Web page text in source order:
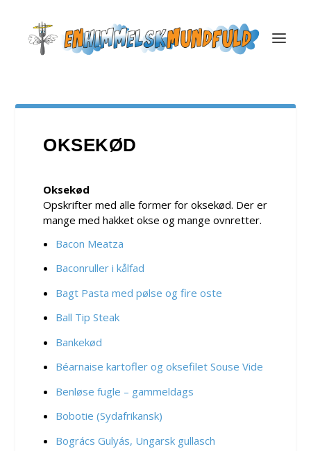
OKSEKØD
Oksekød
Opskrifter med alle former for oksekød. Der er
mange med hakket okse og mange ovnretter.
Bacon Meatza
Baconruller i kålfad
Bagt Pasta med pølse og fire oste
Ball Tip Steak
Bankekød
Béarnaise kartofler og oksefilet Souse Vide
Benløse fugle – gammeldags
Bobotie (Sydafrikansk)
Bogrács Gulyás, Ungarsk gullasch